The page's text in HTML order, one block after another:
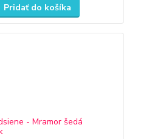
Pridať do košíka